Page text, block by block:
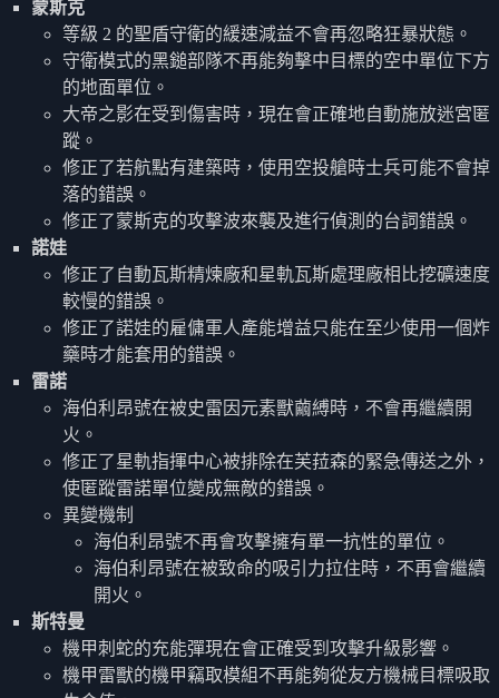
蒙斯克
等級 2 的聖盾守衛的緩速減益不會再忽略狂暴狀態。
守衛模式的黑鎚部隊不再能夠擊中目標的空中單位下方
的地面單位。
大帝之影在受到傷害時，現在會正確地自動施放迷宮匿
蹤。
修正了若航點有建築時，使用空投艙時士兵可能不會掉
落的錯誤。
修正了蒙斯克的攻擊波來襲及進行偵測的台詞錯誤。
諾娃
修正了自動瓦斯精煉廠和星軌瓦斯處理廠相比挖礦速度
較慢的錯誤。
修正了諾娃的雇傭軍人產能增益只能在至少使用一個炸
藥時才能套用的錯誤。
雷諾
海伯利昂號在被史雷因元素獸繭縛時，不會再繼續開
火。
修正了星軌指揮中心被排除在芙菈森的緊急傳送之外，
使匿蹤雷諾單位變成無敵的錯誤。
異變機制
海伯利昂號不再會攻擊擁有單一抗性的單位。
海伯利昂號在被致命的吸引力拉住時，不再會繼續
開火。
斯特曼
機甲刺蛇的充能彈現在會正確受到攻擊升級影響。
機甲雷獸的機甲竊取模組不再能夠從友方機械目標吸取